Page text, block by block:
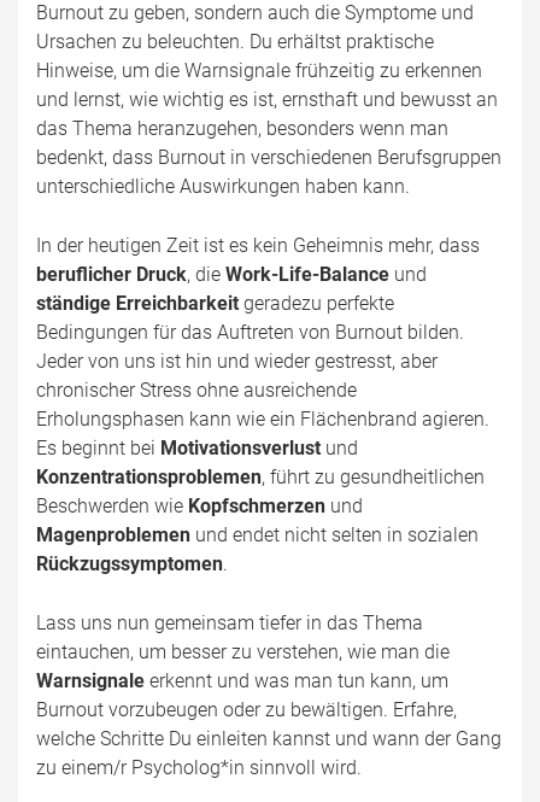
Burnout zu geben, sondern auch die Symptome und
Ursachen zu beleuchten. Du erhältst praktische
Hinweise, um die Warnsignale frühzeitig zu erkennen
und lernst, wie wichtig es ist, ernsthaft und bewusst an
das Thema heranzugehen, besonders wenn man
bedenkt, dass Burnout in verschiedenen Berufsgruppen
unterschiedliche Auswirkungen haben kann.
In der heutigen Zeit ist es kein Geheimnis mehr, dass
beruflicher Druck, die Work-Life-Balance und
ständige Erreichbarkeit geradezu perfekte
Bedingungen für das Auftreten von Burnout bilden.
Jeder von uns ist hin und wieder gestresst, aber
chronischer Stress ohne ausreichende
Erholungsphasen kann wie ein Flächenbrand agieren.
Es beginnt bei Motivationsverlust und
Konzentrationsproblemen, führt zu gesundheitlichen
Beschwerden wie Kopfschmerzen und
Magenproblemen und endet nicht selten in sozialen
Rückzugssymptomen.
Lass uns nun gemeinsam tiefer in das Thema
eintauchen, um besser zu verstehen, wie man die
Warnsignale erkennt und was man tun kann, um
Burnout vorzubeugen oder zu bewältigen. Erfahre,
welche Schritte Du einleiten kannst und wann der Gang
zu einem/r Psycholog*in sinnvoll wird.